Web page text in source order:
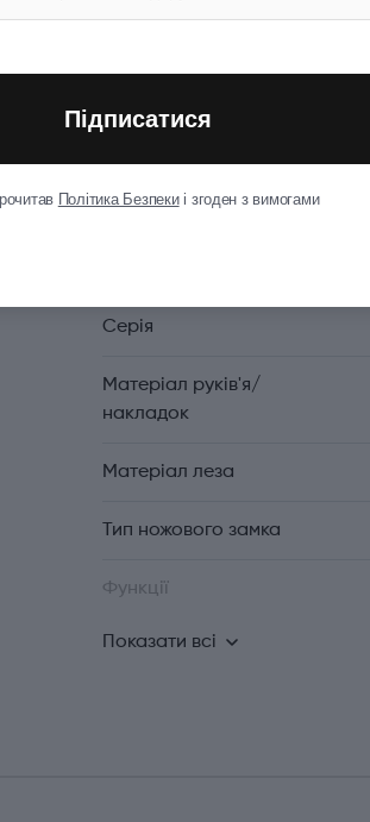
X
Характеристики
Бренд
Серія
Матеріал руків'я/
накладок
Матеріал леза
Тип ножового замка
Функції
Показати всі
Підписатися
Політика Безпекиі згоден з вимогами